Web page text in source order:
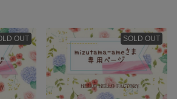
OUT SOLD OUT